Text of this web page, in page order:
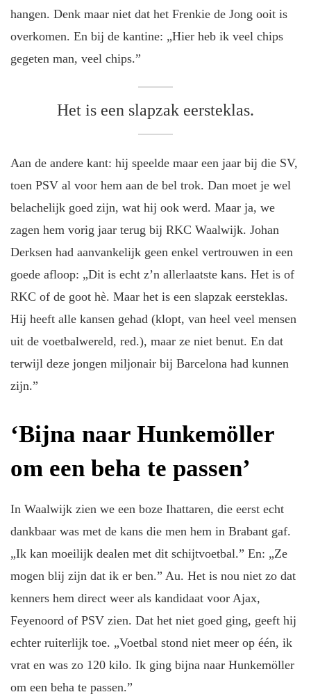
hangen. Denk maar niet dat het Frenkie de Jong ooit is
overkomen. En bij de kantine: „Hier heb ik veel chips
gegeten man, veel chips.”
Het is een slapzak eersteklas.
Aan de andere kant: hij speelde maar een jaar bij die SV,
toen PSV al voor hem aan de bel trok. Dan moet je wel
belachelijk goed zijn, wat hij ook werd. Maar ja, we
zagen hem vorig jaar terug bij RKC Waalwijk. Johan
Derksen had aanvankelijk geen enkel vertrouwen in een
goede afloop: „Dit is echt z’n allerlaatste kans. Het is of
RKC of de goot hè. Maar het is een slapzak eersteklas.
Hij heeft alle kansen gehad (klopt, van heel veel mensen
uit de voetbalwereld, red.), maar ze niet benut. En dat
terwijl deze jongen miljonair bij Barcelona had kunnen
zijn.”
‘Bijna naar Hunkemöller
om een beha te passen’
In Waalwijk zien we een boze Ihattaren, die eerst echt
dankbaar was met de kans die men hem in Brabant gaf.
„Ik kan moeilijk dealen met dit schijtvoetbal.” En: „Ze
mogen blij zijn dat ik er ben.” Au. Het is nou niet zo dat
kenners hem direct weer als kandidaat voor Ajax,
Feyenoord of PSV zien. Dat het niet goed ging, geeft hij
echter ruiterlijk toe. „Voetbal stond niet meer op één, ik
vrat en was zo 120 kilo. Ik ging bijna naar Hunkemöller
om een beha te passen.”